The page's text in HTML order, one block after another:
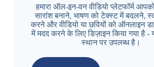
हमारा ऑल-इन-वन वीडियो प्लेटफॉर्म
सारांश बनाने, भाषण को टेक्स्ट में बदलने,
करने और वीडियो या छवियों को ऑनलाइन
में मदद करने के लिए डिज़ाइन किया गया है -
स्थान पर उपलब्ध है।